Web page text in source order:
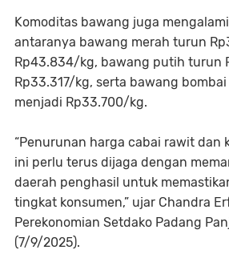
Komoditas bawang juga
antaranya bawang merah turun
Rp43.834/kg, bawang putih turun
Rp33.317/kg, serta bawang
menjadi Rp33.700/kg.
“Penurunan harga cabai rawit dan
ini perlu terus dijaga dengan
daerah penghasil untuk
tingkat konsumen,” ujar Chandra
Perekonomian Setdako Padang
(7/9/2025).